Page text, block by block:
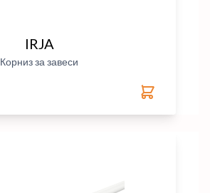
IRJA
Корниз за завеси